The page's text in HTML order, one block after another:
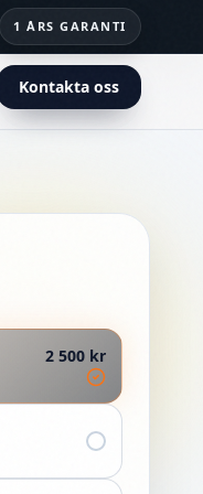
1 ÅRS GARANTI
Kontakta oss
2 500 kr